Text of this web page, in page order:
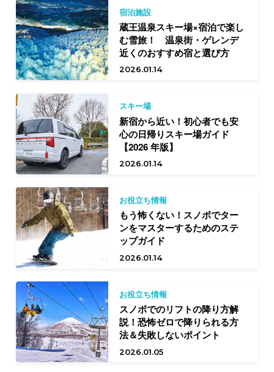
宿泊施設
蔵王温泉スキー場×宿泊で楽し
む雪旅！ 温泉街・ゲレンデ
近くのおすすめ宿と選び方
2026.01.14
スキー場
新宿から近い！初心者でも安
心の日帰りスキー場ガイド
【2026 年版】
2026.01.14
お役立ち情報
もう怖くない！スノボでター
ンをマスターするためのステ
ップガイド
2026.01.14
お役立ち情報
スノボでのリフトの降り方解
説！恐怖ゼロで降りられる方
法＆失敗しないポイント
2026.01.05